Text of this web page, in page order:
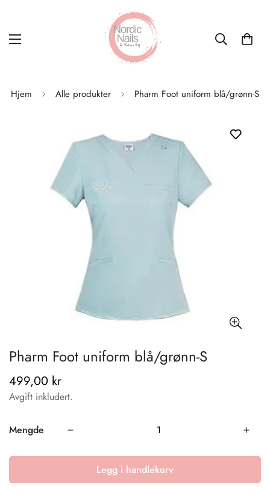
Hjem Alle produkter Pharm Foot uniform blå/grønn-S
Pharm Foot uniform blå/grønn-S
Vanlig
pris
499,00 kr
Avgift inkludert.
Mengde
Legg i handlekurv